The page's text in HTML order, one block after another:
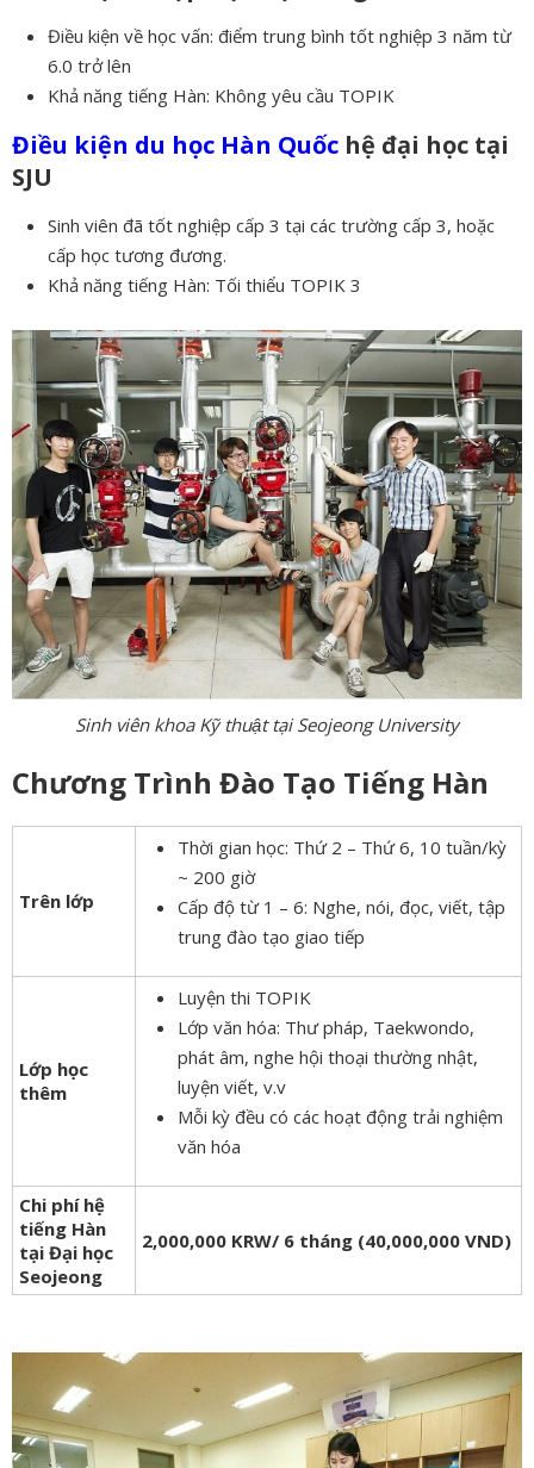
Điều kiện về học vấn: điểm trung bình tốt nghiệp 3 năm từ
6.0 trở lên
Khả năng tiếng Hàn: Không yêu cầu TOPIK
Điều kiện du học Hàn Quốc hệ đại học tại
SJU
Sinh viên đã tốt nghiệp cấp 3 tại các trường cấp 3, hoặc
cấp học tương đương.
Khả năng tiếng Hàn: Tối thiểu TOPIK 3
Sinh viên khoa Kỹ thuật tại Seojeong University
Chương Trình Đào Tạo Tiếng Hàn
Trên lớp
Thời gian học: Thứ 2 – Thứ 6, 10 tuần/kỳ
~ 200 giờ
Cấp độ từ 1 – 6: Nghe, nói, đọc, viết, tập
trung đào tạo giao tiếp
Lớp học
thêm
Luyện thi TOPIK
Lớp văn hóa: Thư pháp, Taekwondo,
phát âm, nghe hội thoại thường nhật,
luyện viết, v.v
Mỗi kỳ đều có các hoạt động trải nghiệm
văn hóa
Chi phí hệ
tiếng Hàn
tại Đại học
Seojeong
2,000,000 KRW/ 6 tháng (40,000,000 VND)